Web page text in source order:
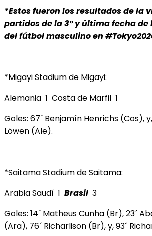
*Estos fueron los resultados de la
partidos de la 3° y última fecha
del fútbol masculino en
*Migayi Stadium de Migayi:
Alemania 1 Costa de Marfil 1
Goles: 67´ Benjamín Henrichs (Cos),
Löwen (Ale).
*Saitama Stadium de Saitama:
Arabia Saudí 1 Brasil 3
Goles: 14´ Matheus Cunha (Br), 23´
(Ara), 76´ Richarlison (Br), y, 93´